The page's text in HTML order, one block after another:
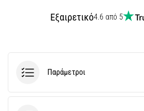
Εξαιρετικό4.6 από 5
Παράμετροι